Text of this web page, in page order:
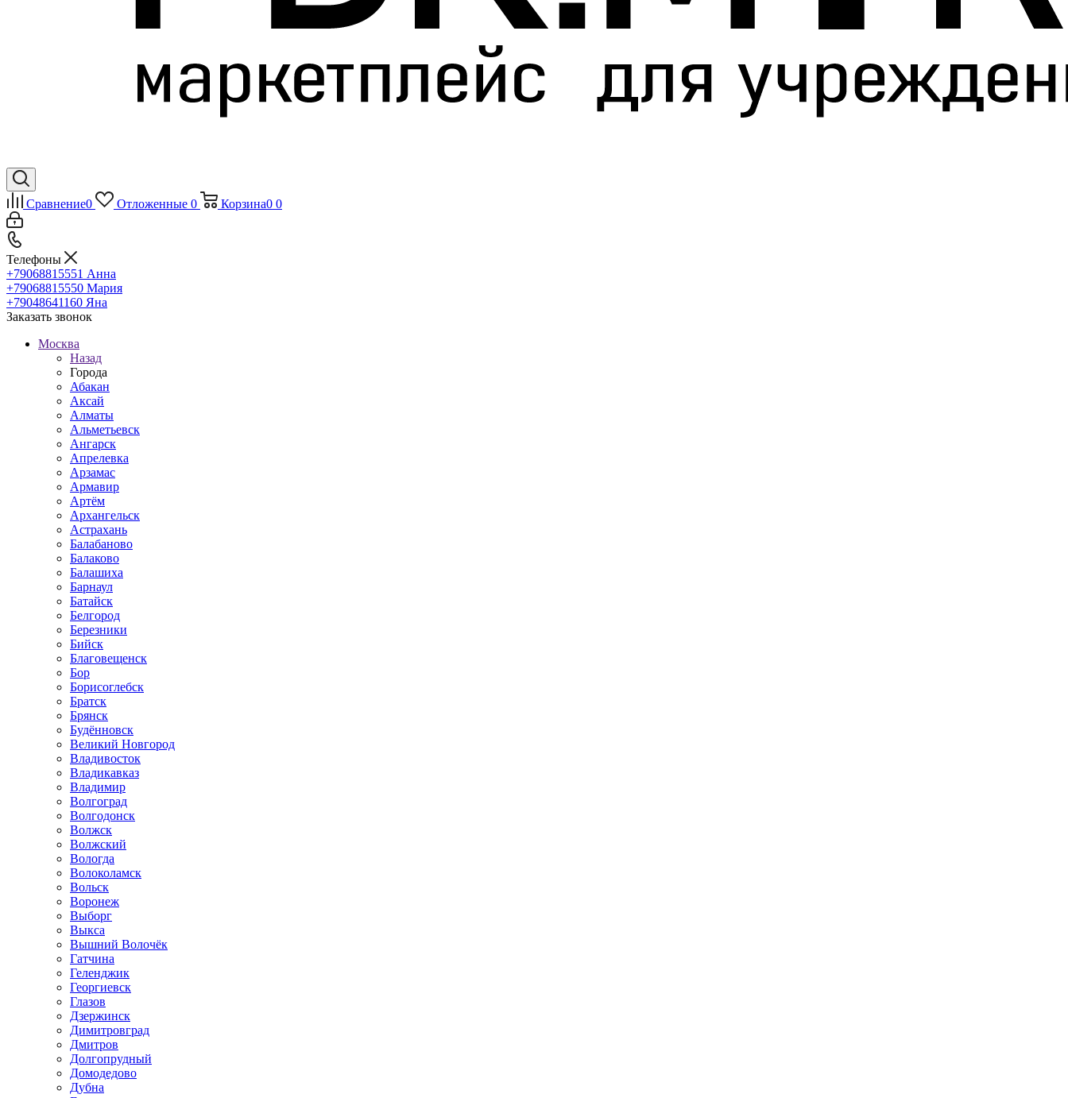
Сравнение0 Отложенные 0 Корзина0 0
Телефоны
+79068815551 Анна
+79068815550 Мария
+79048641160 Яна
Заказать звонок
Москва
Назад
Города
Абакан
Аксай
Алматы
Альметьевск
Ангарск
Апрелевка
Арзамас
Армавир
Артём
Архангельск
Астрахань
Балабаново
Балаково
Балашиха
Барнаул
Батайск
Белгород
Березники
Бийск
Благовещенск
Бор
Борисоглебск
Братск
Брянск
Будённовск
Великий Новгород
Владивосток
Владикавказ
Владимир
Волгоград
Волгодонск
Волжск
Волжский
Вологда
Волоколамск
Вольск
Воронеж
Выборг
Выкса
Вышний Волочёк
Гатчина
Геленджик
Георгиевск
Глазов
Дзержинск
Димитровград
Дмитров
Долгопрудный
Домодедово
Дубна